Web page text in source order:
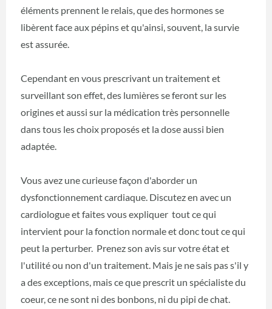
éléments prennent le relais, que des hormones se
libèrent face aux pépins et qu'ainsi, souvent, la survie
est assurée.
Cependant en vous prescrivant un traitement et
surveillant son effet, des lumières se feront sur les
origines et aussi sur la médication très personnelle
dans tous les choix proposés et la dose aussi bien
adaptée.
Vous avez une curieuse façon d'aborder un
dysfonctionnement cardiaque. Discutez en avec un
cardiologue et faites vous expliquer tout ce qui
intervient pour la fonction normale et donc tout ce qui
peut la perturber. Prenez son avis sur votre état et
l'utilité ou non d'un traitement. Mais je ne sais pas s'il y
a des exceptions, mais ce que prescrit un spécialiste du
coeur, ce ne sont ni des bonbons, ni du pipi de chat.